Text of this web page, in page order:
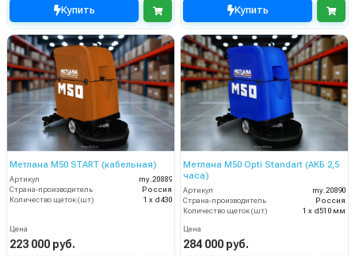
Купить Купить
Метлана М50 START (кабельная)
Артикул
my.20889
Страна-производитель
Россия
Количество щеток (шт)
1 х d430
Цена
223 000 руб.
Метлана М50 Opti Standart (АКБ 2,5
часа)
Артикул
my.20890
Страна-производитель
Россия
Количество щеток (шт)
1 х d510 мм
Цена
284 000 руб.